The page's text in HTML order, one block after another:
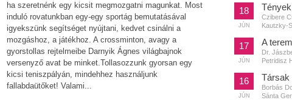
ha szeretnénk egy kicsit megmozgatni magunkat. Most
induló rovatunkban egy-egy sportág bemutatásával
igyekszünk segítséget nyújtani, kedvet csinálni a
mozgáshoz, a játékhoz. A crossminton, avagy a
gyorstollas rejtelmeibe Darnyik Ágnes világbajnok
versenyző avat be minket.Tollasozzunk gyorsan egy
kicsi teniszpályán, mindehhez használjunk
fallabdaütőket! Valami...
18
JÚN
Czibere
Kautzky-
17
JÚN
A
Dr.
Petridisz
16
JÚN
Társak
Borbás
Sánta